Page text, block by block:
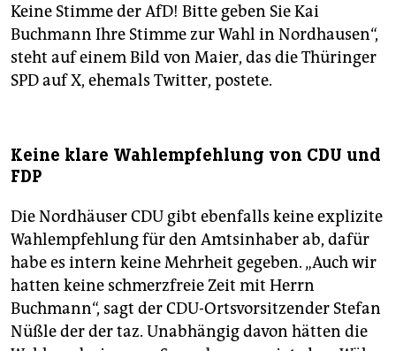
Keine Stimme der AfD! Bitte geben Sie Kai
Buchmann Ihre Stimme zur Wahl in Nordhausen“,
steht auf einem Bild von Maier, das die Thüringer
SPD auf X, ehemals Twitter, postete.
Keine klare Wahlempfehlung von CDU und
FDP
Die Nordhäuser CDU gibt ebenfalls keine explizite
Wahlempfehlung für den Amtsinhaber ab, dafür
habe es intern keine Mehrheit gegeben. „Auch wir
hatten keine schmerzfreie Zeit mit Herrn
Buchmann“, sagt der CDU-Ortsvorsitzender Stefan
Nüßle der der taz. Unabhängig davon hätten die